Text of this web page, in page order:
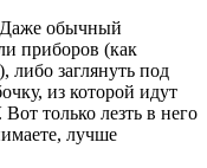
Даже обычный
приборов (как
либо заглянуть под
из которой идут
только лезть в него
лучше